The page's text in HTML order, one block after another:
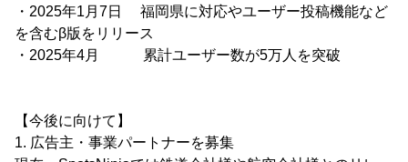
・2025年1月7日 福岡県に対応やユーザー投稿機能など
を含むβ版をリリース
・2025年4月 累計ユーザー数が5万人を突破
【今後に向けて】
1. 広告主・事業パートナーを募集